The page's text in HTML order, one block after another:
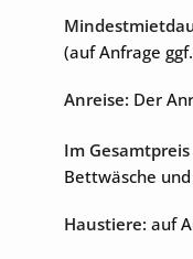
(auf Anfrage
Anreise: Der
Im
Bettwäsche
Haustiere: auf